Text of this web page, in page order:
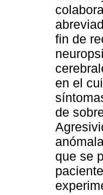
fin de
en el
de
que se